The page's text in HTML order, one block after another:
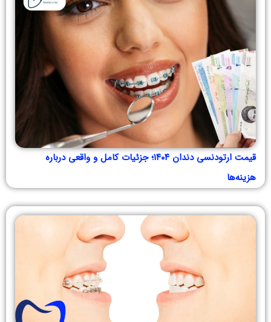
قیمت ارتودنسی دندان ۱۴۰۴؛ جزئیات کامل و واقعی درباره
هزینه‌ها